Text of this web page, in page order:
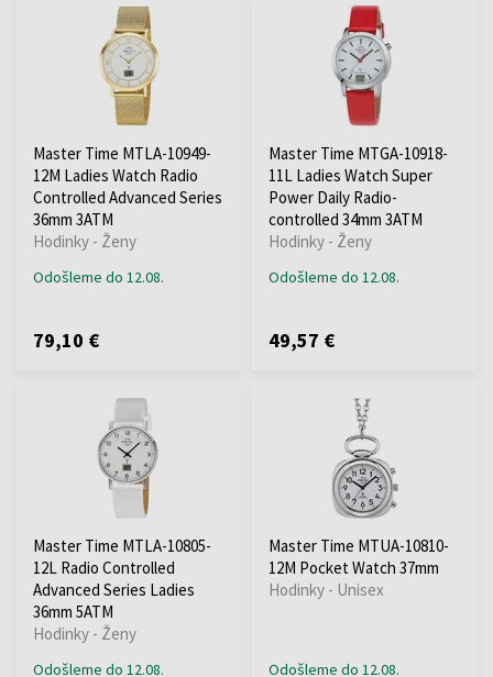
Master Time MTLA-10949-
12M Ladies Watch Radio
Controlled Advanced Series
36mm 3ATM
Hodinky - Ženy
Odošleme do 12.08.
79,10 €
Master Time MTGA-10918-
11L Ladies Watch Super
Power Daily Radio-
controlled 34mm 3ATM
Hodinky - Ženy
Odošleme do 12.08.
49,57 €
Master Time MTLA-10805-
12L Radio Controlled
Advanced Series Ladies
36mm 5ATM
Hodinky - Ženy
Odošleme do 12.08.
Master Time MTUA-10810-
12M Pocket Watch 37mm
Hodinky - Unisex
Odošleme do 12.08.